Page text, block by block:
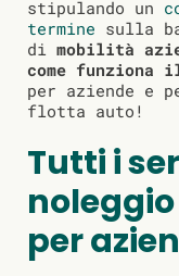
stipulando un
termine sulla
di mobilità
come funziona
per aziende e
flotta auto!
Tutti i
per